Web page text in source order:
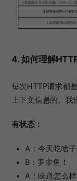
4. 如何理解
每次HTTP请求都
上下文信息的。我
有状态：
A：今天吃啥子
B：罗非鱼！
A：味道怎么样